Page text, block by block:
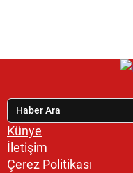
Künye
İletişim
Çerez Politikası